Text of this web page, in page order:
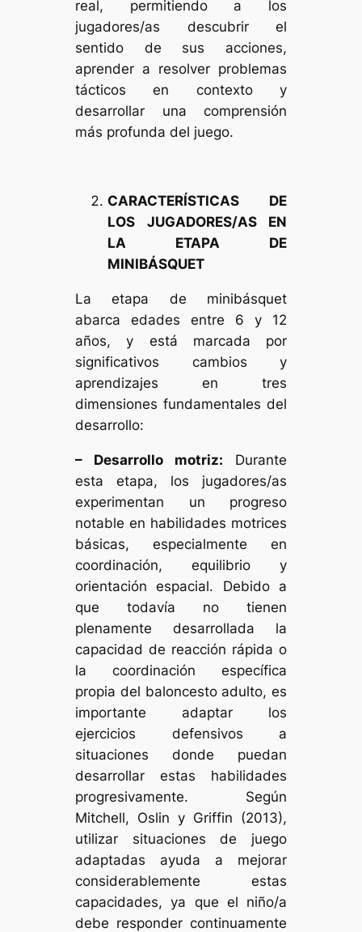
real, permitiendo a los
jugadores/as descubrir el
sentido de sus acciones,
aprender a resolver problemas
tácticos en contexto y
desarrollar una comprensión
más profunda del juego.
CARACTERÍSTICAS DE
LOS JUGADORES/AS EN
LA ETAPA DE
MINIBÁSQUET
La etapa de minibásquet
abarca edades entre 6 y 12
años, y está marcada por
significativos cambios y
aprendizajes en tres
dimensiones fundamentales del
desarrollo:
– Desarrollo motriz: Durante
esta etapa, los jugadores/as
experimentan un progreso
notable en habilidades motrices
básicas, especialmente en
coordinación, equilibrio y
orientación espacial. Debido a
que todavía no tienen
plenamente desarrollada la
capacidad de reacción rápida o
la coordinación específica
propia del baloncesto adulto, es
importante adaptar los
ejercicios defensivos a
situaciones donde puedan
desarrollar estas habilidades
progresivamente. Según
Mitchell, Oslin y Griffin (2013),
utilizar situaciones de juego
adaptadas ayuda a mejorar
considerablemente estas
capacidades, ya que el niño/a
debe responder continuamente